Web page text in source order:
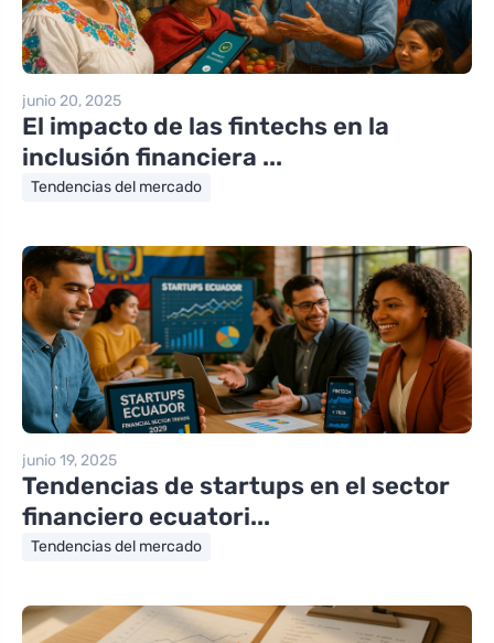
junio 20, 2025
El impacto de las fintechs en la
inclusión financiera ...
Tendencias del mercado
junio 19, 2025
Tendencias de startups en el sector
financiero ecuatori...
Tendencias del mercado